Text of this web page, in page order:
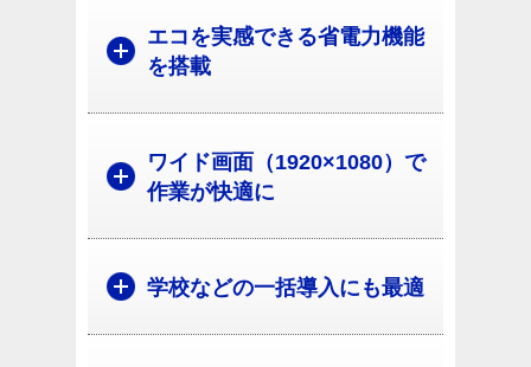
エコを実感できる省電力機能
を搭載
ワイド画面（1920×1080）で
作業が快適に
学校などの一括導入にも最適